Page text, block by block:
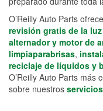
O’Reilly Auto Parts
revisión gratis de la
alternador y motor de
limpiaparabrisas,
reciclaje de líquidos y
O’Reilly Auto Parts más
sobre nuestros